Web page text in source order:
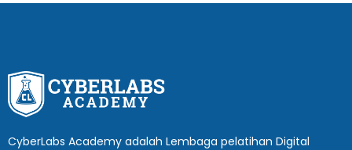
CyberLabs Academy adalah Lembaga pelatihan Digital